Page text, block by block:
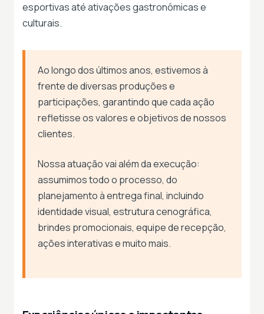
esportivas até ativações gastronômicas e
culturais.
Ao longo dos últimos anos, estivemos à
frente de diversas produções e
participações, garantindo que cada ação
refletisse os valores e objetivos de nossos
clientes.
Nossa atuação vai além da execução:
assumimos todo o processo, do
planejamento à entrega final, incluindo
identidade visual, estrutura cenográfica,
brindes promocionais, equipe de recepção,
ações interativas e muito mais.